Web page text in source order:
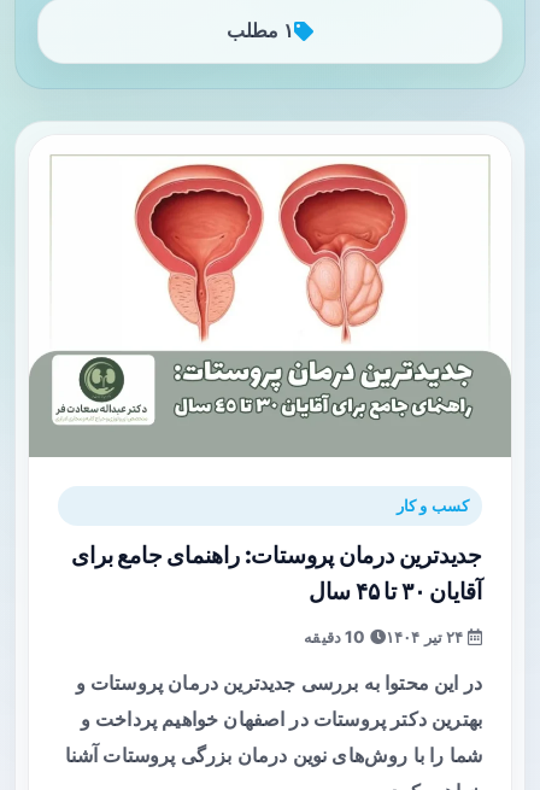
۱ مطلب
کسب و کار
جدیدترین درمان پروستات: راهنمای جامع برای
آقایان ۳۰ تا ۴۵ سال
در این محتوا به بررسی جدیدترین درمان پروستات و
بهترین دکتر پروستات در اصفهان خواهیم پرداخت و
شما را با روش‌های نوین درمان بزرگی پروستات آشنا